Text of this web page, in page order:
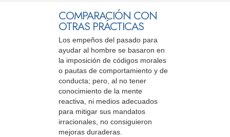
COMPARACIÓN CON
OTRAS PRÁCTICAS
Los empeños del pasado para
ayudar al hombre se basaron en
la imposición de códigos morales
o pautas de comportamiento y de
conducta; pero, al no tener
conocimiento de la mente
reactiva, ni medios adecuados
para mitigar sus mandatos
irracionales, no consiguieron
mejoras duraderas.